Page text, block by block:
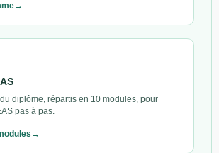
diplôme, répartis en 10 modules, pour
pas à pas.